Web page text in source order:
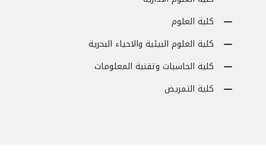
كلية العلوم
كلية العلوم البيئية والاحياء البحرية
كلية الحاسبات وتقنية المعلومات
كلية التمريض